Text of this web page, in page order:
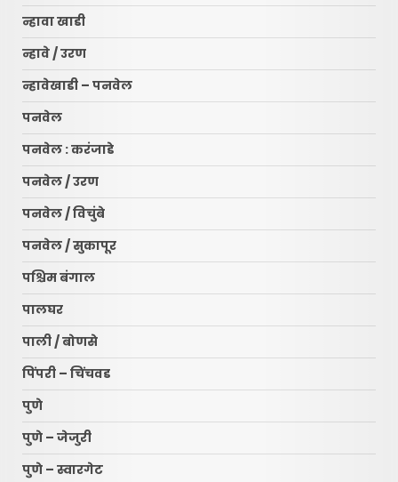
न्हावा खाडी
न्हावे / उरण
न्हावेखाडी – पनवेल
पनवेल
पनवेल : करंजाडे
पनवेल / उरण
पनवेल / विचुंबे
पनवेल / सुकापूर
पश्चिम बंगाल
पालघर
पाली / बोणसे
पिंपरी – चिंचवड
पुणे
पुणे – जेजुरी
पुणे – स्वारगेट